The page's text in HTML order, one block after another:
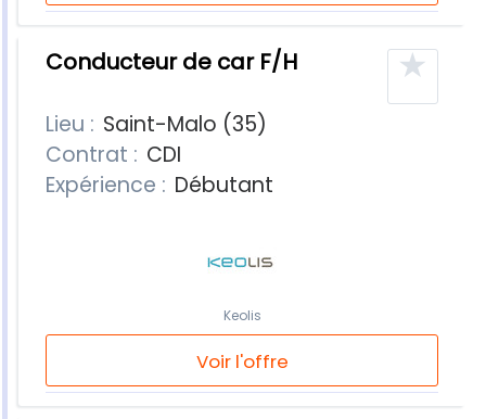
Conducteur de car F/H ★
Lieu : Saint-Malo (35)
Contrat : CDI
Expérience : Débutant
Voir l'offre
Keolis